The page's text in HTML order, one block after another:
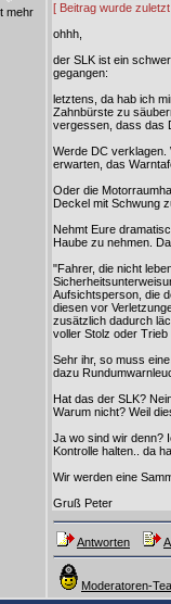
mehr
[ Beitrag wurde
ohhh,
der SLK ist ein
gegangen:
letztens, da hab ich
Zahnbürste zu
vergessen, dass das
Werde DC verklagen.
erwarten, das
Oder die
Deckel mit Schwung
Nehmt Eure
Haube zu nehmen.
"Fahrer, die nicht
Aufsichtsperson, die
diesen vor
zusätzlich dadurch
voller Stolz oder
Sehr ihr, so muss
dazu
Hat das der SLK?
Warum nicht? Weil
Ja wo sind wir denn?
Kontrolle halten.. da
Wir werden eine
Gruß Peter
Antworten
Moderatoren-